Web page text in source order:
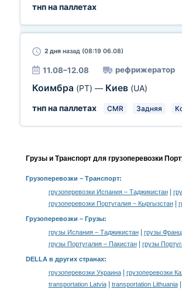
тнп на паллетах
2 дня назад (08:19 06.08)
11.08–12.08 рефрижератор
Коимбра (PT) — Киев (UA)
тнп на паллетах
CMR Задняя
Грузы и Транспорт для грузоперевозки
Грузоперевозки – Транспорт:
грузоперевозки Испания – Таджикистан|
грузоперевозки Португалия – Кыргызстан|
Грузоперевозки – Грузы:
грузы Испания – Таджикистан| грузы
грузы Португалия – Пакистан| грузы
DELLA в других странах:
грузоперевозки Украина| грузоперевозки
transportation Latvia| transportation Lithuania|